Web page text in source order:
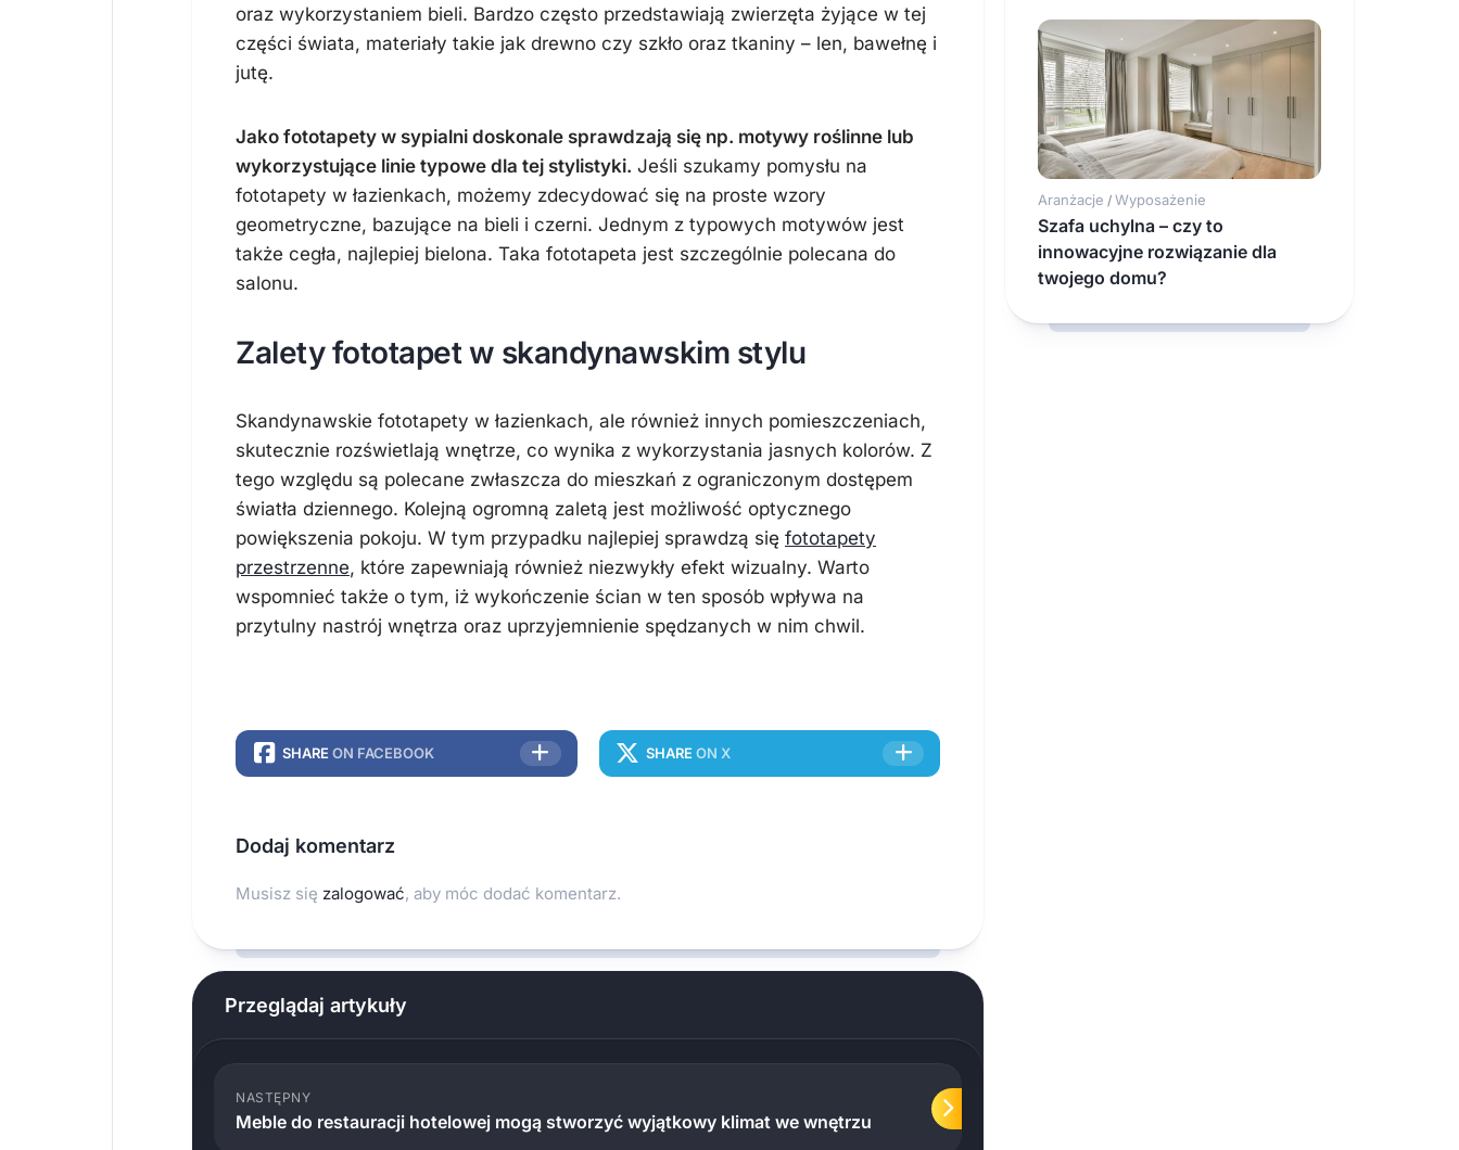
oraz wykorzystaniem bieli. Bardzo często przedstawiają zwierzęta żyjące w tej
części świata, materiały takie jak drewno czy szkło oraz tkaniny – len, bawełnę i
jutę.
Jako fototapety w sypialni doskonale sprawdzają się np. motywy roślinne lub
wykorzystujące linie typowe dla tej stylistyki. Jeśli szukamy pomysłu na
fototapety w łazienkach, możemy zdecydować się na proste wzory
geometryczne, bazujące na bieli i czerni. Jednym z typowych motywów jest
także cegła, najlepiej bielona. Taka fototapeta jest szczególnie polecana do
salonu.
Zalety fototapet w skandynawskim stylu
Skandynawskie fototapety w łazienkach, ale również innych pomieszczeniach,
skutecznie rozświetlają wnętrze, co wynika z wykorzystania jasnych kolorów. Z
tego względu są polecane zwłaszcza do mieszkań z ograniczonym dostępem
światła dziennego. Kolejną ogromną zaletą jest możliwość optycznego
powiększenia pokoju. W tym przypadku najlepiej sprawdzą się fototapety
przestrzenne, które zapewniają również niezwykły efekt wizualny. Warto
wspomnieć także o tym, iż wykończenie ścian w ten sposób wpływa na
przytulny nastrój wnętrza oraz uprzyjemnienie spędzanych w nim chwil.
SHAREON FACEBOOK SHAREON X
Dodaj komentarz
Musisz się zalogować, aby móc dodać komentarz.
Przeglądaj artykuły
NASTĘPNY
Meble do restauracji hotelowej mogą stworzyć wyjątkowy klimat we wnętrzu
Aranżacje / Wyposażenie
Szafa uchylna – czy to
innowacyjne rozwiązanie dla
twojego domu?